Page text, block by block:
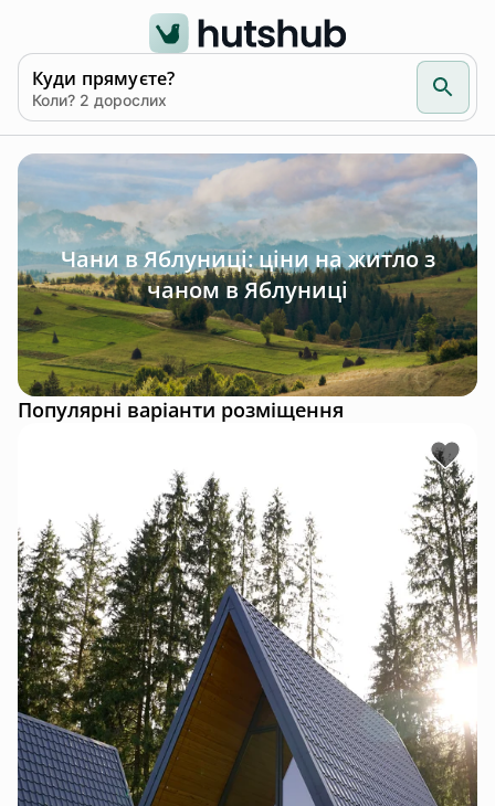
Куди прямуєте?
Коли? 2 дорослих
Чани в Яблуниці: ціни на житло з
чаном в Яблуниці
Популярні варіанти розміщення